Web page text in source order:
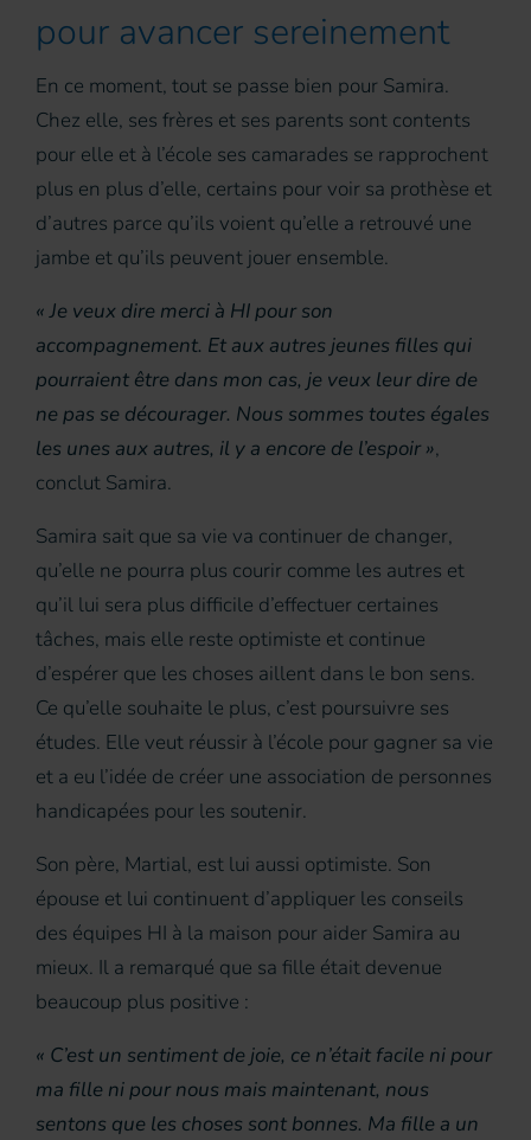
pour avancer sereinement
En ce moment, tout se passe bien pour Samira.
Chez elle, ses frères et ses parents sont contents
pour elle et à l’école ses camarades se rapprochent
plus en plus d’elle, certains pour voir sa prothèse et
d’autres parce qu’ils voient qu’elle a retrouvé une
jambe et qu’ils peuvent jouer ensemble.
« Je veux dire merci à HI pour son
accompagnement. Et aux autres jeunes filles qui
pourraient être dans mon cas, je veux leur dire de
ne pas se décourager. Nous sommes toutes égales
les unes aux autres, il y a encore de l’espoir »,
conclut Samira.
Samira sait que sa vie va continuer de changer,
qu’elle ne pourra plus courir comme les autres et
qu’il lui sera plus difficile d’effectuer certaines
tâches, mais elle reste optimiste et continue
d’espérer que les choses aillent dans le bon sens.
Ce qu’elle souhaite le plus, c’est poursuivre ses
études. Elle veut réussir à l’école pour gagner sa vie
et a eu l’idée de créer une association de personnes
handicapées pour les soutenir.
Son père, Martial, est lui aussi optimiste. Son
épouse et lui continuent d’appliquer les conseils
des équipes HI à la maison pour aider Samira au
mieux. Il a remarqué que sa fille était devenue
beaucoup plus positive :
« C’est un sentiment de joie, ce n’était facile ni pour
ma fille ni pour nous mais maintenant, nous
sentons que les choses sont bonnes. Ma fille a un